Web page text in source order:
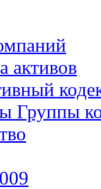
активов
Группы